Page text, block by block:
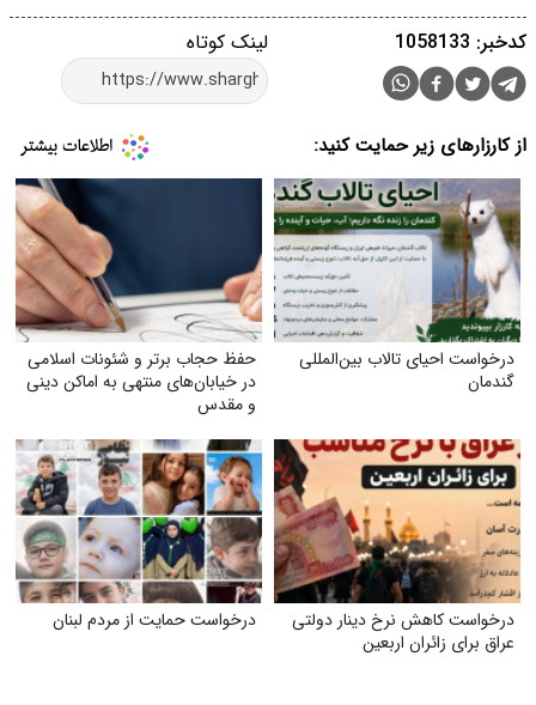
لینک کوتاه کدخبر: 1058133
از کارزارهای زیر حمایت کنید:
درخواست احیای تالاب بین‌المللی
گندمان
حفظ حجاب برتر و شئونات اسلامی
در خیابان‌های منتهی به اماکن دینی
و مقدس
درخواست کاهش نرخ دینار دولتی
عراق برای زائران اربعین
درخواست حمایت از مردم لبنان